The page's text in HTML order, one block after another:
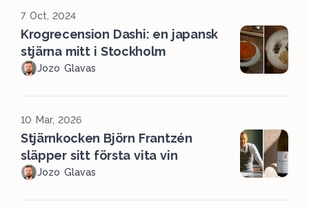
7 Oct, 2024
Krogrecension Dashi: en japansk
stjärna mitt i Stockholm
Jozo Glavas
10 Mar, 2026
Stjärnkocken Björn Frantzén
släpper sitt första vita vin
Jozo Glavas